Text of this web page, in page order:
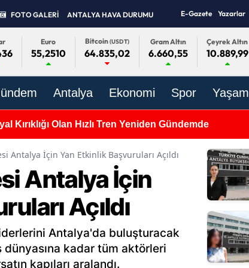
FOTO GALERİ ANTALYA HAVA DURUMU E-Gazete Yazarlar
Euro
55,2510
Bitcoin(USDT)
64.835,02
Gram Altın
6.660,55
Çeyrek Altın
10.889,99
Antalya Ekonomi Spor Yaşam
Kırıklığı Olan Hızlı Tren Yeniden Gündemde
Antalya İçin Yan Etkinlik Başvuruları Açıldı
Antalya İçin
Açıldı
Antalya'da buluşturacak
kadar tüm aktörleri
kapıları aralandı.